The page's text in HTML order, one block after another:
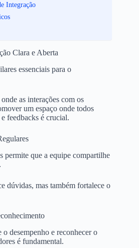
Integração
Clara e Aberta
essenciais para o
as interações com os
um espaço onde todos
feedbacks é crucial.
permite que a equipe compartilhe
dúvidas, mas também fortalece o
desempenho e reconhecer o
é fundamental.